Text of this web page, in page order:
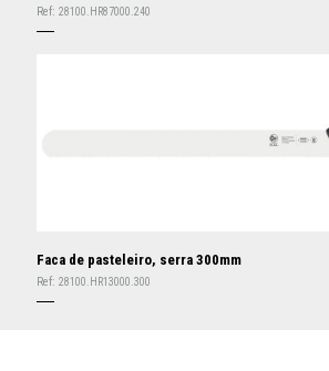
Ref: 28100.HR87000.240
Faca de pasteleiro, serra 300mm
Ref: 28100.HR13000.300